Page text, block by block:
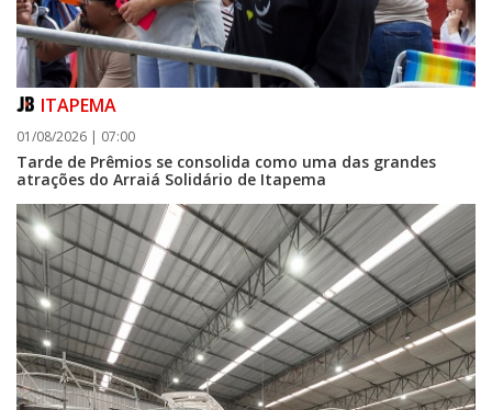
05/08/2026 | 07:00
Curta-metragem navegantino estreia no Cineteatro Carecão com debate
sobre direitos da mulher
ITAPEMA
01/08/2026 | 07:00
Tarde de Prêmios se consolida como uma das grandes
atrações do Arraiá Solidário de Itapema